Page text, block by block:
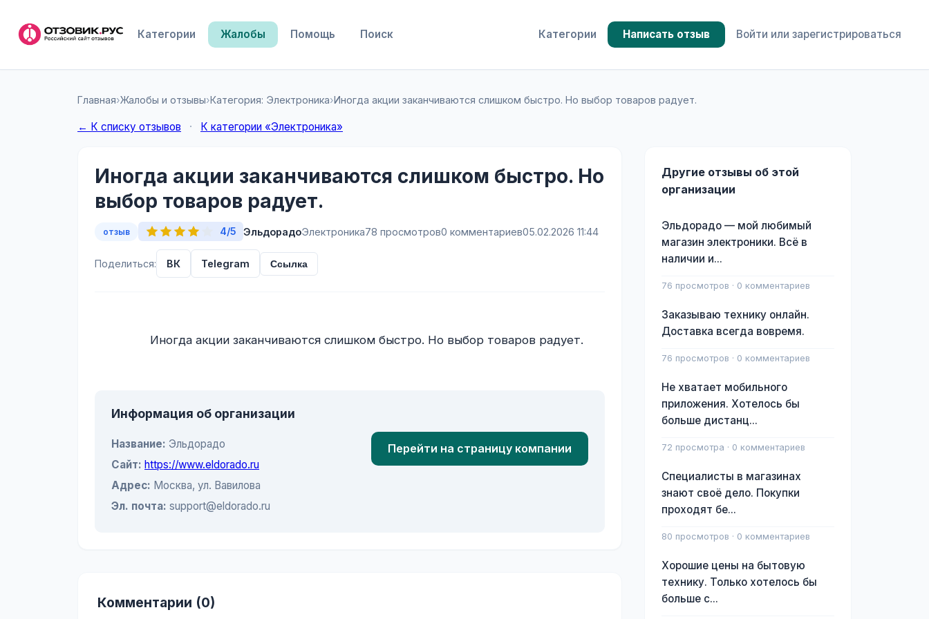
Категории Жалобы Помощь Поиск Категории Написать отзыв Войти или зарегистрироваться
Главная›Жалобы и отзывы›Категория: Электроника›Иногда акции заканчиваются слишком быстро. Но выбор товаров радует.
← К списку отзывов · К категории «Электроника»
Иногда акции заканчиваются слишком быстро. Но
выбор товаров радует.
отзыв 4/5 ЭльдорадоЭлектроника78 просмотров0 комментариев05.02.2026 11:44
Поделиться: ВК Telegram Ссылка
Информация об организации
Название: Эльдорадо
Сайт: https://www.eldorado.ru
Адрес: Москва, ул. Вавилова
Эл. почта: support@eldorado.ru
Перейти на страницу компании
Комментарии (0)
Другие отзывы об этой
организации
Эльдорадо — мой любимый
магазин электроники. Всё в
наличии и...
76 просмотров · 0 комментариев
Заказываю технику онлайн.
Доставка всегда вовремя.
76 просмотров · 0 комментариев
Не хватает мобильного
приложения. Хотелось бы
больше дистанц...
72 просмотра · 0 комментариев
Специалисты в магазинах
знают своё дело. Покупки
проходят бе...
80 просмотров · 0 комментариев
Хорошие цены на бытовую
технику. Только хотелось бы
больше с...